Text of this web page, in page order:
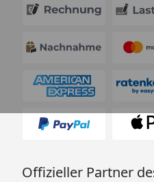
Offizieller Partner